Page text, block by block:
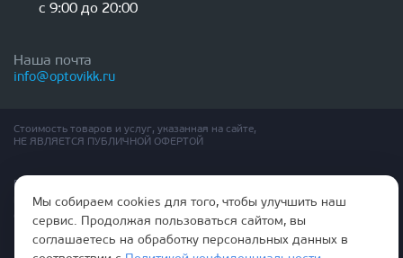
с 9:00 до 20:00
Наша почта
info@optovikk.ru
Стоимость товаров и услуг, указанная на сайте,
НЕ ЯВЛЯЕТСЯ ПУБЛИЧНОЙ ОФЕРТОЙ
Правила эксплутации входных и межкомнатных дверей
Политика обработки персональных данных
Согласие на обработку персональных данных
Мы собираем cookies для того, чтобы улучшить наш
сервис. Продолжая пользоваться сайтом, вы
соглашаетесь на обработку персональных данных в